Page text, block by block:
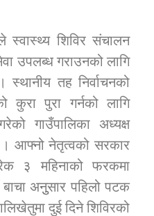
जुम्लाको सुचना सन्देश
शिक्षालय जुम्लाको सुचना
स्वास्थ्य शिविर संचालन
उपलब्ध गराउनको लागि
तह निर्वाचनको
कुरा पुरा गर्नको लागि
गाउँपालिका अध्यक्ष
। आफ्नो नेतृत्वको सरकार
३ महिनाको फरकमा
बाचा अनुुसार पहिलो पटक
दुई दिने शिविरको